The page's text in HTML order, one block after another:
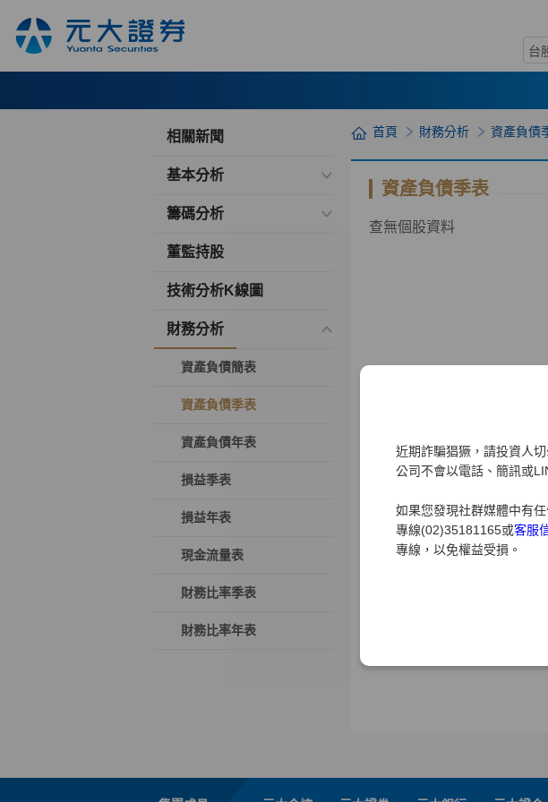
台
近期詐騙猖獗，請投資人
公司不會以電話、簡訊或
如果您發現社群媒體中有
專線(02)35181165或客服
專線，以免權益受損。
相關新聞
基本分析
籌碼分析
董監持股
技術分析K線圖
財務分析
資產負債簡表
資產負債季表
資產負債年表
損益季表
損益年表
現金流量表
財務比率季表
財務比率年表
首頁 財務分析 資產負債
資產負債季表
查無個股資料